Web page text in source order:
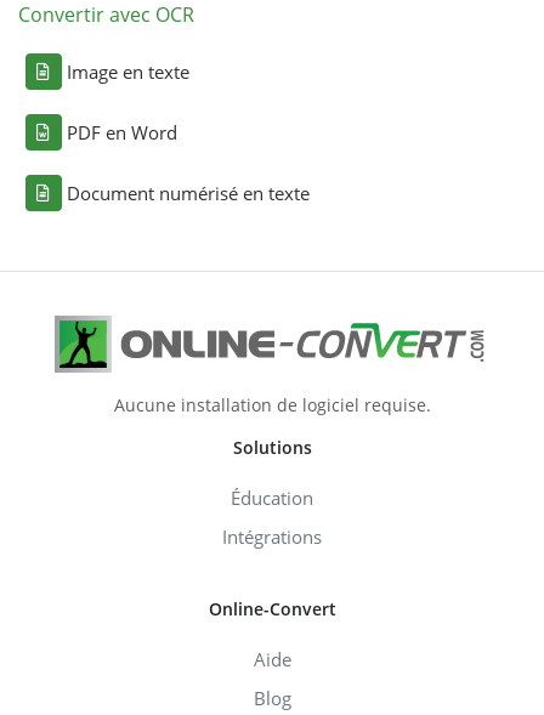
Convertir avec OCR
Image en texte
PDF en Word
Document numérisé en texte
Aucune installation de logiciel requise.
Solutions
Éducation
Intégrations
Online-Convert
Aide
Blog